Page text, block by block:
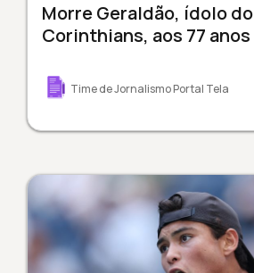
Morre Geraldão, ídolo do
Corinthians, aos 77 anos
Time de Jornalismo Portal Tela